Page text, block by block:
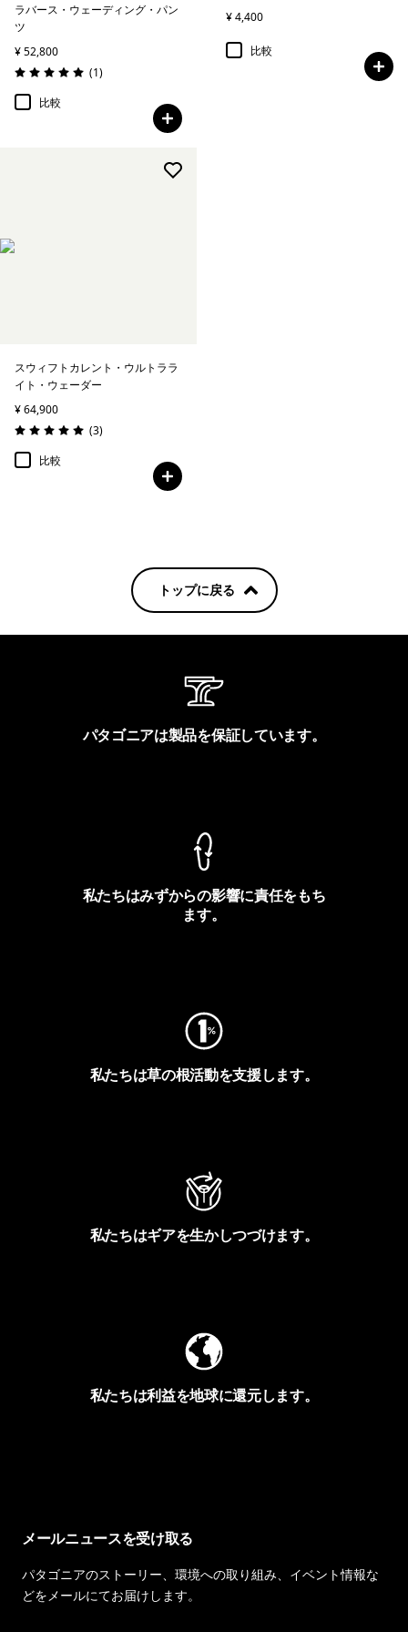
ラバース・ウェーディング・パン
ツ
¥ 52,800
評価: 5.0 / 5
(1レビュー
)
比較
¥ 4,400
比較
スウィフトカレント・ウルトララ
イト・ウェーダー
¥ 64,900
評価: 5.0 / 5
(3レビュー
)
比較
トップに戻る
パタゴニアは製品を保証しています。
私たちはみずからの影響に責任をもち
ます。
私たちは草の根活動を支援します。
私たちはギアを生かしつづけます。
私たちは利益を地球に還元します。
メールニュースを受け取る
パタゴニアのストーリー、環境への取り組み、イベント情報な
どをメールにてお届けします。